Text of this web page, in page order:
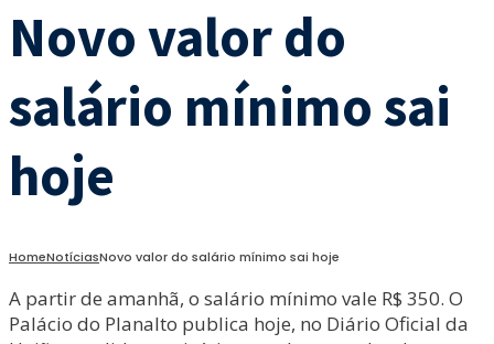
Novo valor do
salário mínimo sai
hoje
HomeNotíciasNovo valor do salário mínimo sai hoje
A partir de amanhã, o salário mínimo vale R$ 350. O
Palácio do Planalto publica hoje, no Diário Oficial da